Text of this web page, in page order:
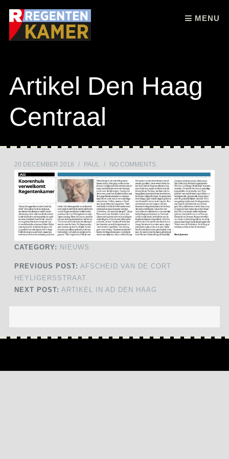
MENU
Skip to content
Artikel Den Haag
Centraal
20 DECEMBER 2018 / PAUL / NO COMMENTS
CATEGORY: NIEUWS
PREVIOUS POST: AFSCHEID VAN DE CORT
HEYLIGERSSTRAAT.
NEXT POST: ARTIKEL IN AD DEN HAAG